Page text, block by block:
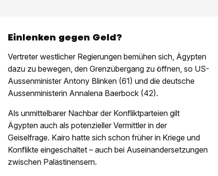
Einlenken gegen Geld?
Vertreter westlicher Regierungen bemühen sich, Ägypten
dazu zu bewegen, den Grenzübergang zu öffnen, so US-
Aussenminister Antony Blinken (61) und die deutsche
Aussenministerin Annalena Baerbock (42).
Als unmittelbarer Nachbar der Konfliktparteien gilt
Ägypten auch als potenzieller Vermittler in der
Geiselfrage. Kairo hatte sich schon früher in Kriege und
Konflikte eingeschaltet – auch bei Auseinandersetzungen
zwischen Palästinensern.